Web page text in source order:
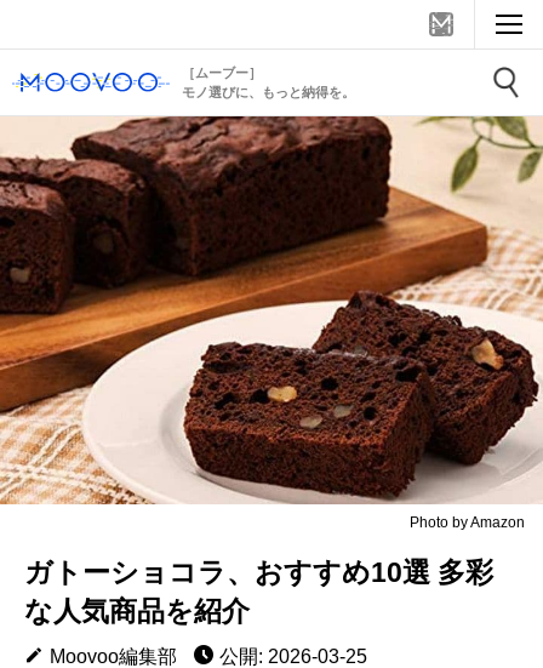
［ムーブー］
モノ選びに、もっと納得を。
Photo by Amazon
ガトーショコラ、おすすめ10選 多彩
な人気商品を紹介
Moovoo編集部
公開: 2026-03-25